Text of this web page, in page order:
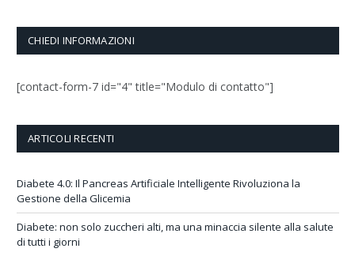
CHIEDI INFORMAZIONI
[contact-form-7 id="4" title="Modulo di contatto"]
ARTICOLI RECENTI
Diabete 4.0: Il Pancreas Artificiale Intelligente Rivoluziona la
Gestione della Glicemia
Diabete: non solo zuccheri alti, ma una minaccia silente alla salute
di tutti i giorni